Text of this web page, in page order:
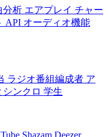
分析 エアプレイ チャー
API オーディオ機能
ラジオ番組編成者 ア
ンクロ 学生
Shazam Deezer